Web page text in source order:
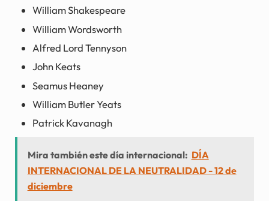
William Shakespeare
William Wordsworth
Alfred Lord Tennyson
John Keats
Seamus Heaney
William Butler Yeats
Patrick Kavanagh
Mira también este día internacional: DÍA
INTERNACIONAL DE LA NEUTRALIDAD - 12 de
diciembre